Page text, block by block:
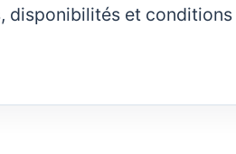
disponibilités et